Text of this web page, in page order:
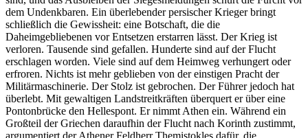
dem Undenkbaren. Ein überlebender persischer Krieger bringt
schließlich die Gewissheit: eine Botschaft, die die
Daheimgebliebenen vor Entsetzen erstarren lässt. Der Krieg ist
verloren. Tausende sind gefallen. Hunderte sind auf der Flucht
erschlagen worden. Viele sind auf dem Heimweg verhungert oder
erfroren. Nichts ist mehr geblieben von der einstigen Pracht der
Militärmaschinerie. Der Stolz ist gebrochen. Der Führer jedoch hat
überlebt. Mit gewaltigen Landstreitkräften überquert er über eine
Pontonbrücke den Hellespont. Er nimmt Athen ein. Während ein
Großteil der Griechen daraufhin der Flucht nach Korinth zustimmt,